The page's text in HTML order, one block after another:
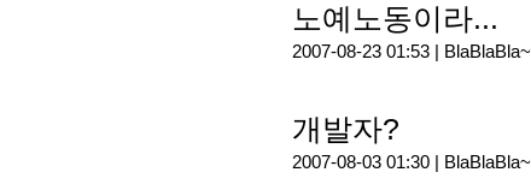
노예노동이라...
2007-08-23 01:53 | BlaBlaBla~
개발자?
2007-08-03 01:30 | BlaBlaBla~